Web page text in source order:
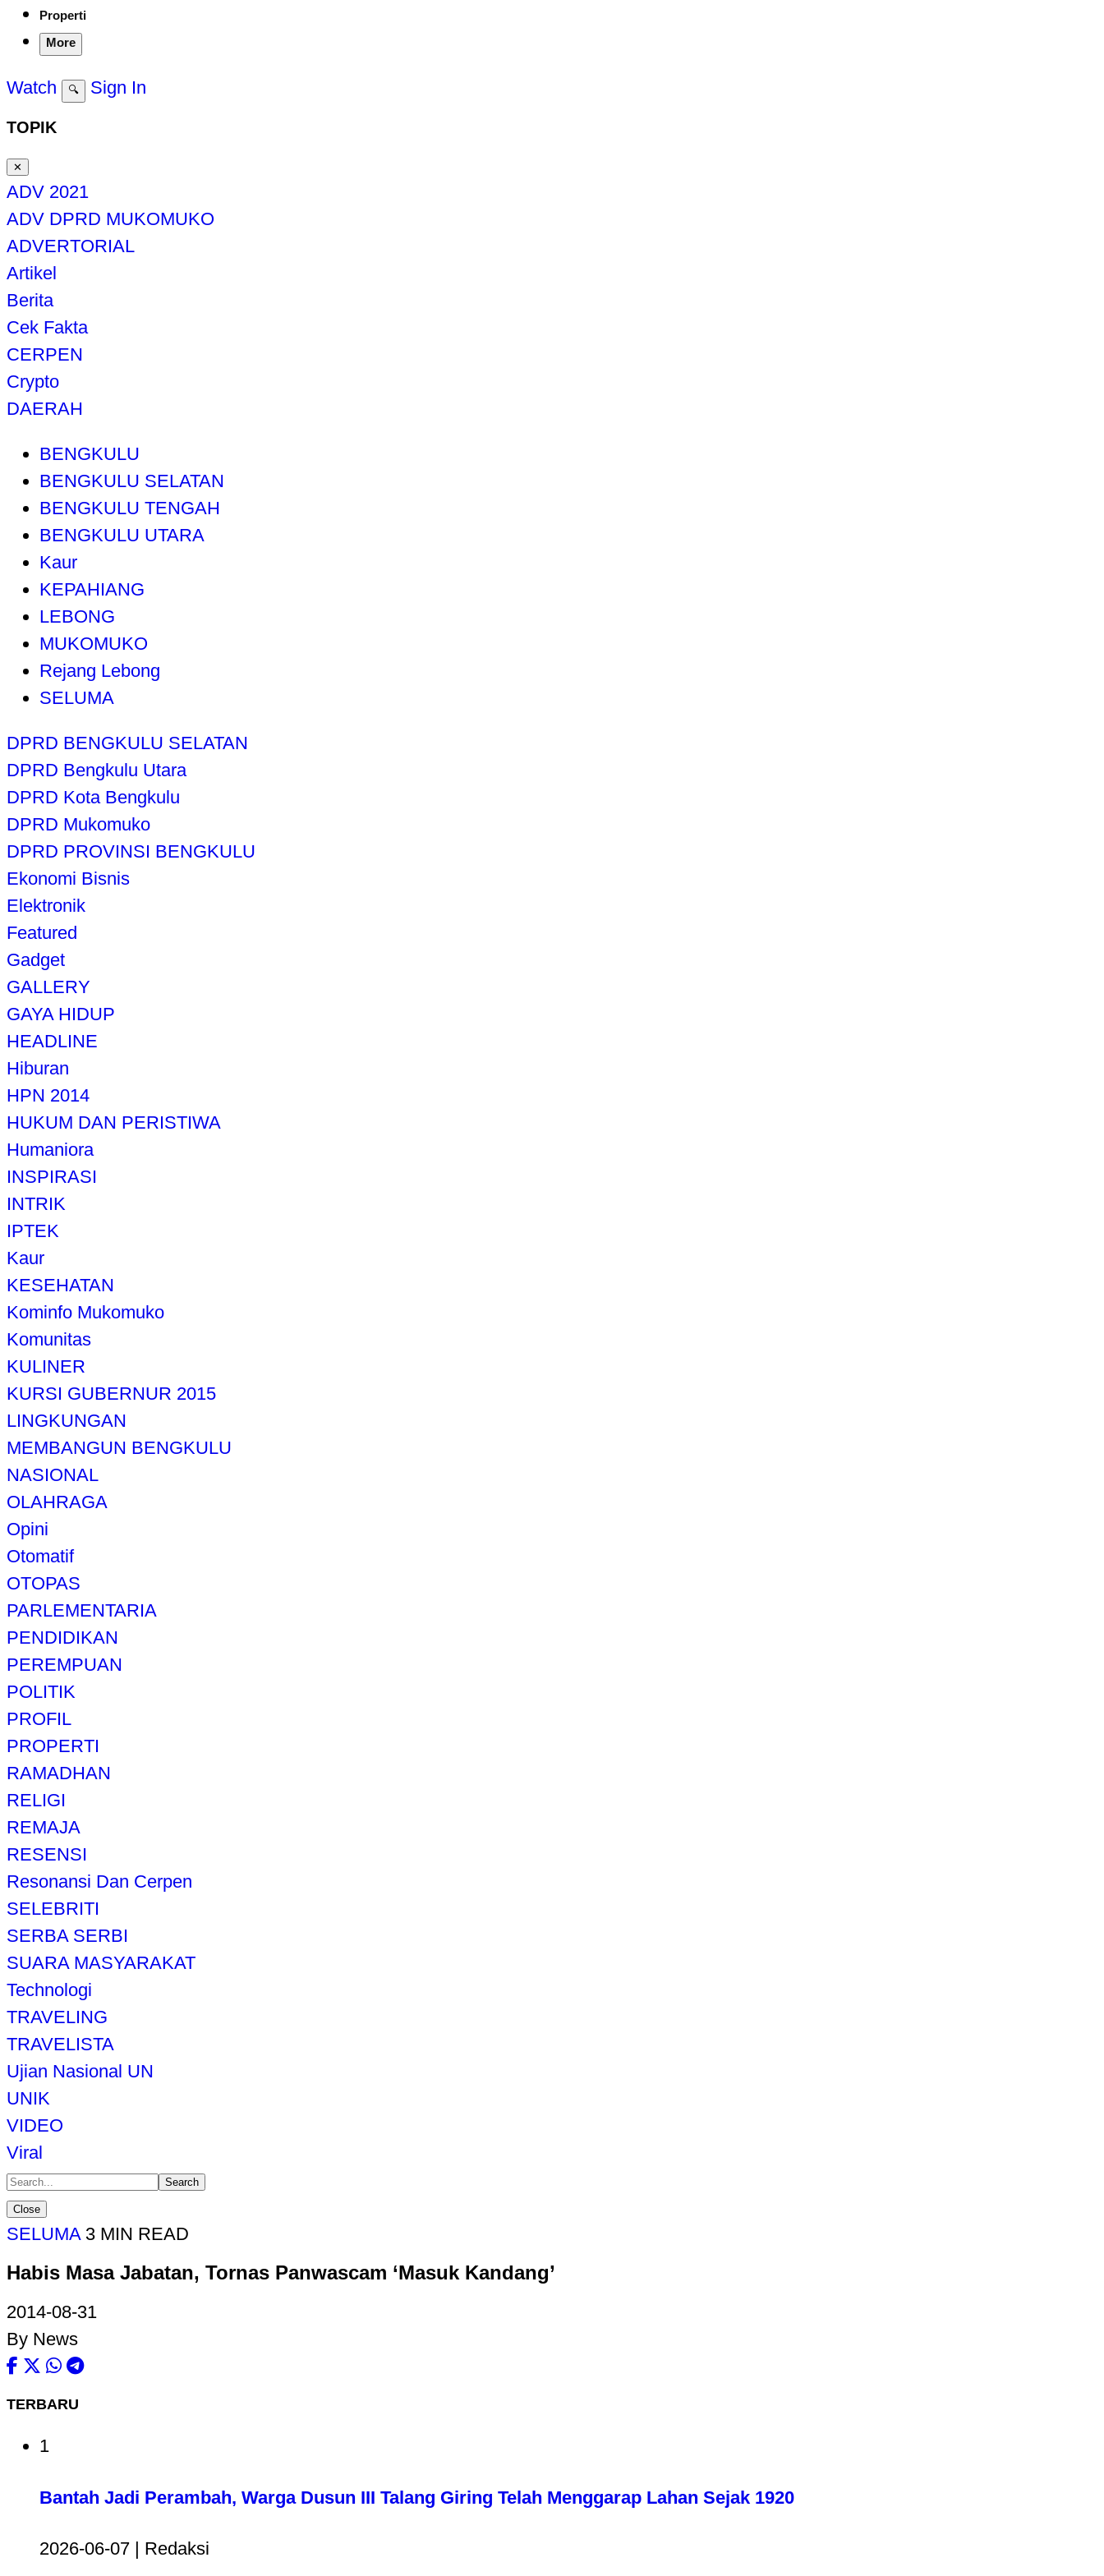
Properti
More
Watch 🔍 Sign In
TOPIK
✕
ADV 2021
ADV DPRD MUKOMUKO
ADVERTORIAL
Artikel
Berita
Cek Fakta
CERPEN
Crypto
DAERAH
BENGKULU
BENGKULU SELATAN
BENGKULU TENGAH
BENGKULU UTARA
Kaur
KEPAHIANG
LEBONG
MUKOMUKO
Rejang Lebong
SELUMA
DPRD BENGKULU SELATAN
DPRD Bengkulu Utara
DPRD Kota Bengkulu
DPRD Mukomuko
DPRD PROVINSI BENGKULU
Ekonomi Bisnis
Elektronik
Featured
Gadget
GALLERY
GAYA HIDUP
HEADLINE
Hiburan
HPN 2014
HUKUM DAN PERISTIWA
Humaniora
INSPIRASI
INTRIK
IPTEK
Kaur
KESEHATAN
Kominfo Mukomuko
Komunitas
KULINER
KURSI GUBERNUR 2015
LINGKUNGAN
MEMBANGUN BENGKULU
NASIONAL
OLAHRAGA
Opini
Otomatif
OTOPAS
PARLEMENTARIA
PENDIDIKAN
PEREMPUAN
POLITIK
PROFIL
PROPERTI
RAMADHAN
RELIGI
REMAJA
RESENSI
Resonansi Dan Cerpen
SELEBRITI
SERBA SERBI
SUARA MASYARAKAT
Technologi
TRAVELING
TRAVELISTA
Ujian Nasional UN
UNIK
VIDEO
Viral
Search
Close
SELUMA 3 MIN READ
Habis Masa Jabatan, Tornas Panwascam ‘Masuk Kandang’
2014-08-31
By News
TERBARU
1
Bantah Jadi Perambah, Warga Dusun III Talang Giring Telah Menggarap Lahan Sejak 1920
2026-06-07 | Redaksi